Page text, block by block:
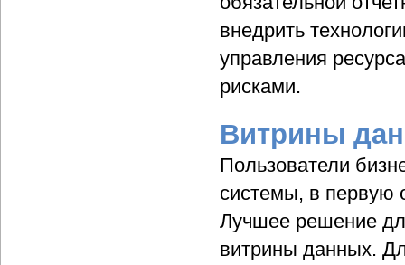
внедрить
управления
рисками.
Витрины
Пользователи
системы, в первую
Лучшее решение
витрины данных.